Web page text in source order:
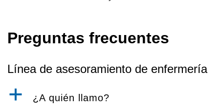
Preguntas frecuentes
Línea de asesoramiento de enfermería
a ¿A quién llamo?